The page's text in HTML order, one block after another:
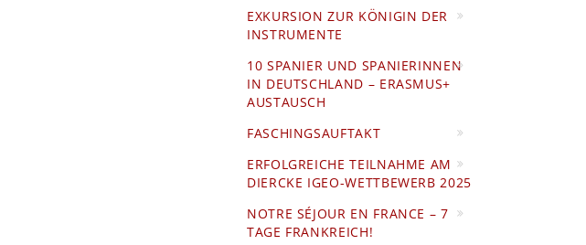
EXKURSION ZUR KÖNIGIN DER
INSTRUMENTE
10 SPANIER UND SPANIERINNEN
IN DEUTSCHLAND – ERASMUS+
AUSTAUSCH
FASCHINGSAUFTAKT
ERFOLGREICHE TEILNAHME AM
DIERCKE IGEO-WETTBEWERB 2025
NOTRE SÉJOUR EN FRANCE – 7
TAGE FRANKREICH!